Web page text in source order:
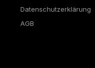
Datenschutzerklärung
AGB